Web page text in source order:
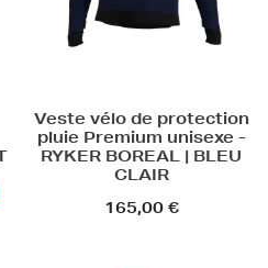
Veste vélo de protection
pluie Premium unisexe -
RYKER BOREAL | BLEU
CLAIR
165,00 €